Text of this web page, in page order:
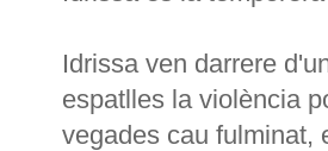
Idrissa ven darrere
espatlles la violència
vegades cau fulminat,